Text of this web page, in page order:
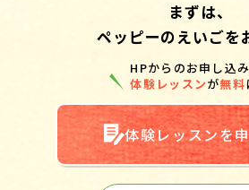
まずは、
ペッピーのえいごを
HPからのお申し込
体験レッスンが無料
体験レッスンを